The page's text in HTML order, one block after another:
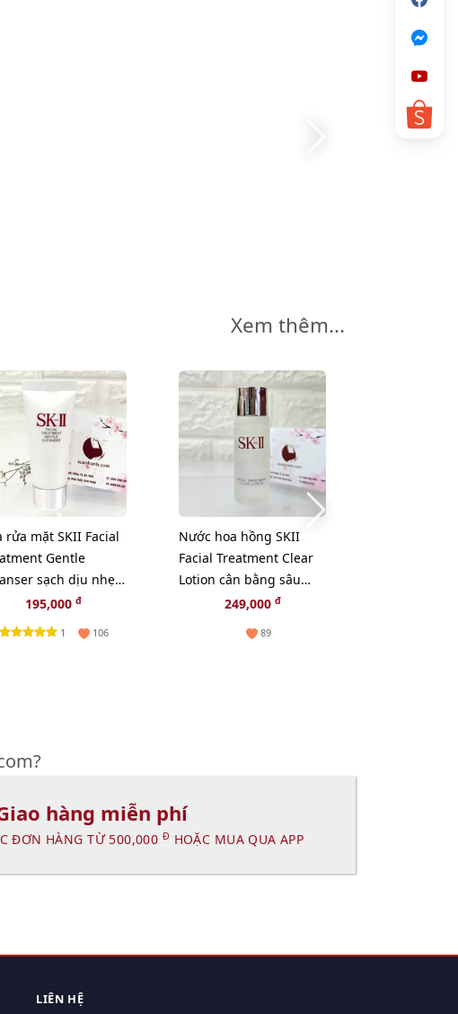
Xem thêm...
rửa mặt SKII Facial
Gentle
sạch dịu nhẹ
da - 20g.
195,000đ
1 106
Nước hoa hồng SKII
Facial Treatment Clear
Lotion cân bằng sâu
cho da, 30ml
249,000 đ
89
hàng miễn phí
ĐƠN HÀNG TỪ 500,000 Đ HOẶC MUA QUA APP
LIÊN HỆ